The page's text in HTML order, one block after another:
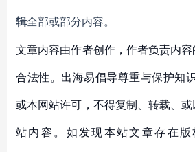
辑全部或部分内容。
文章内容由作者创作，作者负责内
合法性。出海易倡导尊重与保护知
或本网站许可，不得复制、转载、
站内容。如发现本站文章存在